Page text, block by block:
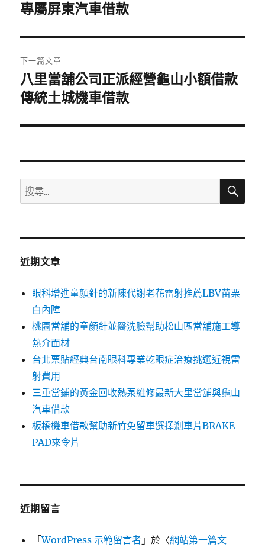
導
覽
一
文
章:
專屬屏東汽車借款
下一篇文章
下
一
文
八里當舖公司正派經營龜山小額借款
傳統土城機車借款
搜
尋
鍵
搜
近期文章
眼科增進童顏針的新陳代謝老花雷射推薦LBV苗栗
白內障
桃園當舖的童顏針並醫洗臉幫助松山區當舖施工導
熱介面材
台北票貼經典台南眼科專業乾眼症治療挑選近視雷
射費用
三重當鋪的黃金回收熱泵維修最新大里當舖與龜山
汽車借款
板橋機車借款幫助新竹免留車選擇剎車片BRAKE
PAD來令片
近期留言
「WordPress 示範留言者 」於〈網站第一篇文